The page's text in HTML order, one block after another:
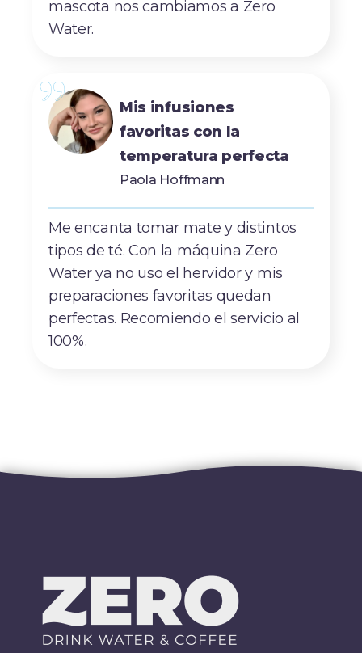
mascota nos cambiamos a Zero
Water.
Mis infusiones
favoritas con la
temperatura perfecta
Paola Hoffmann
Me encanta tomar mate y distintos
tipos de té. Con la máquina Zero
Water ya no uso el hervidor y mis
preparaciones favoritas quedan
perfectas. Recomiendo el servicio al
100%.